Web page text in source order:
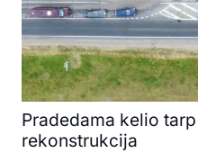
Pradedama kelio
rekonstrukcija